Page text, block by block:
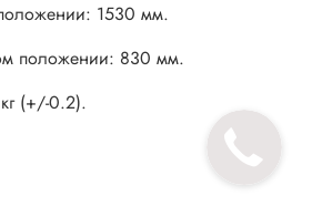
1530 мм.
положении: 830 мм.
(+/-0.2).